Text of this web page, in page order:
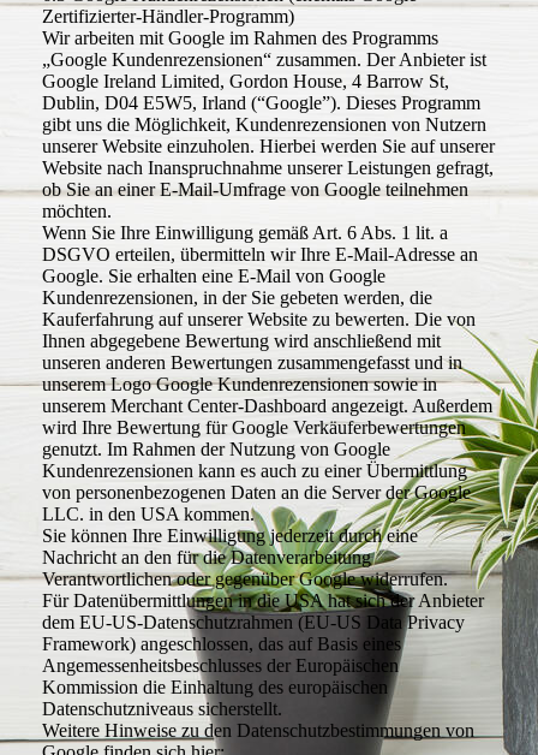
Zertifizierter-Händler-Programm)
Wir arbeiten mit Google im Rahmen des Programms
„Google Kundenrezensionen“ zusammen. Der Anbieter ist
Google Ireland Limited, Gordon House, 4 Barrow St,
Dublin, D04 E5W5, Irland (“Google”). Dieses Programm
gibt uns die Möglichkeit, Kundenrezensionen von Nutzern
unserer Website einzuholen. Hierbei werden Sie auf unserer
Website nach Inanspruchnahme unserer Leistungen gefragt,
ob Sie an einer E-Mail-Umfrage von Google teilnehmen
möchten.
Wenn Sie Ihre Einwilligung gemäß Art. 6 Abs. 1 lit. a
DSGVO erteilen, übermitteln wir Ihre E-Mail-Adresse an
Google. Sie erhalten eine E-Mail von Google
Kundenrezensionen, in der Sie gebeten werden, die
Kauferfahrung auf unserer Website zu bewerten. Die von
Ihnen abgegebene Bewertung wird anschließend mit
unseren anderen Bewertungen zusammengefasst und in
unserem Logo Google Kundenrezensionen sowie in
unserem Merchant Center-Dashboard angezeigt. Außerdem
wird Ihre Bewertung für Google Verkäuferbewertungen
genutzt. Im Rahmen der Nutzung von Google
Kundenrezensionen kann es auch zu einer Übermittlung
von personenbezogenen Daten an die Server der Google
LLC. in den USA kommen.
Sie können Ihre Einwilligung jederzeit durch eine
Nachricht an den für die Datenverarbeitung
Verantwortlichen oder gegenüber Google widerrufen.
Für Datenübermittlungen in die USA hat sich der Anbieter
dem EU-US-Datenschutzrahmen (EU-US Data Privacy
Framework) angeschlossen, das auf Basis eines
Angemessenheitsbeschlusses der Europäischen
Kommission die Einhaltung des europäischen
Datenschutzniveaus sicherstellt.
Weitere Hinweise zu den Datenschutzbestimmungen von